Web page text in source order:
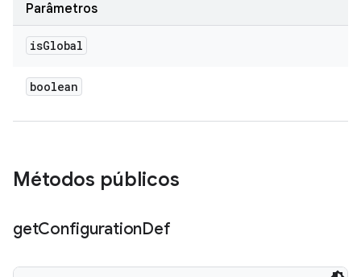
Parâmetros
isGlobal
boolean
Métodos públicos
getConfigurationDef